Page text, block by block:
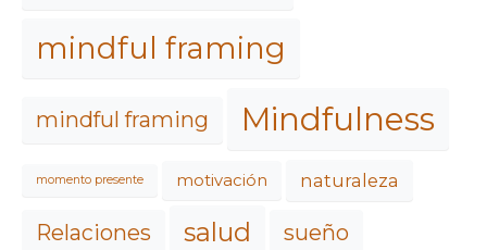
mindful framing
mindful framing Mindfulness
momento presente motivación naturaleza
Relaciones salud sueño